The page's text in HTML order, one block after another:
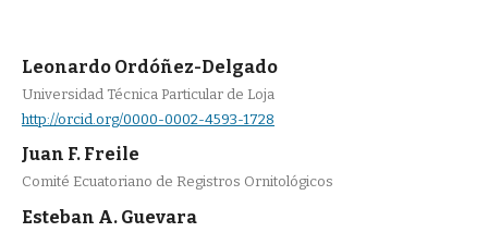
Leonardo Ordóñez-Delgado
Universidad Técnica Particular de Loja
http://orcid.org/0000-0002-4593-1728
Juan F. Freile
Comité Ecuatoriano de Registros Ornitológicos
Esteban A. Guevara